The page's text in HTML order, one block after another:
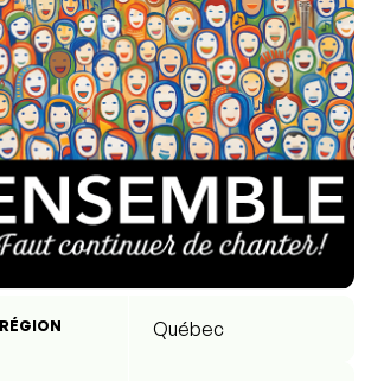
RÉGION Québec